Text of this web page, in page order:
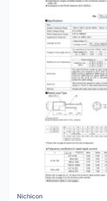
Nichicon